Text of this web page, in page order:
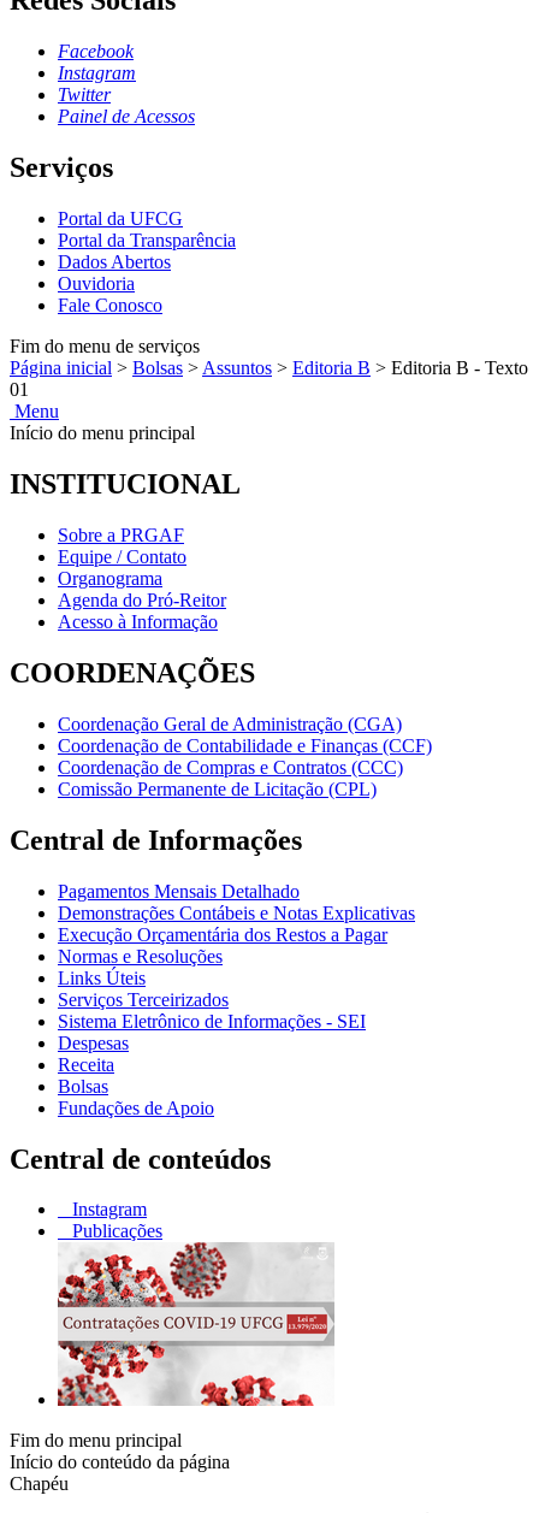
Facebook
Instagram
Twitter
Painel de Acessos
Serviços
Portal da UFCG
Portal da Transparência
Dados Abertos
Ouvidoria
Fale Conosco
Fim do menu de serviços
Página inicial > Bolsas > Assuntos > Editoria B > Editoria B - Texto
01
Menu
Início do menu principal
INSTITUCIONAL
Sobre a PRGAF
Equipe / Contato
Organograma
Agenda do Pró-Reitor
Acesso à Informação
COORDENAÇÕES
Coordenação Geral de Administração (CGA)
Coordenação de Contabilidade e Finanças (CCF)
Coordenação de Compras e Contratos (CCC)
Comissão Permanente de Licitação (CPL)
Central de Informações
Pagamentos Mensais Detalhado
Demonstrações Contábeis e Notas Explicativas
Execução Orçamentária dos Restos a Pagar
Normas e Resoluções
Links Úteis
Serviços Terceirizados
Sistema Eletrônico de Informações - SEI
Despesas
Receita
Bolsas
Fundações de Apoio
Central de conteúdos
Instagram
Publicações
Fim do menu principal
Início do conteúdo da página
Chapéu